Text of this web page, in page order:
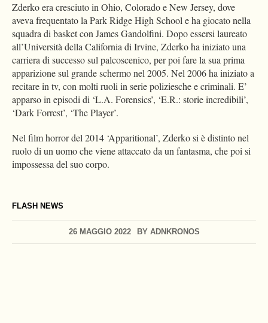
FLASH NEWS
26 MAGGIO 2022 BY ADNKRONOS
Zderko era cresciuto in Ohio, Colorado e New Jersey, dove
aveva frequentato la Park Ridge High School e ha giocato nella
squadra di basket con James Gandolfini. Dopo essersi laureato
all’Università della California di Irvine, Zderko ha iniziato una
carriera di successo sul palcoscenico, per poi fare la sua prima
apparizione sul grande schermo nel 2005. Nel 2006 ha iniziato a
recitare in tv, con molti ruoli in serie poliziesche e criminali. E’
apparso in episodi di ‘L.A. Forensics’, ‘E.R.: storie incredibili’,
‘Dark Forrest’, ‘The Player’.
Nel film horror del 2014 ‘Apparitional’, Zderko si è distinto nel
ruolo di un uomo che viene attaccato da un fantasma, che poi si
impossessa del suo corpo.